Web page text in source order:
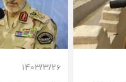
۱۴۰۳/۳/۲۶